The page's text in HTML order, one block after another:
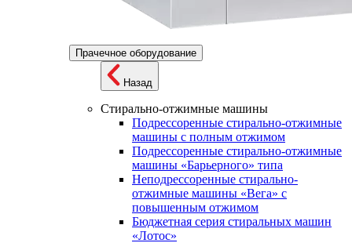
Прачечное оборудование
Назад
Стирально-отжимные машины
Подрессоренные стирально-отжимные
машины с полным отжимом
Подрессоренные стирально-отжимные
машины «Барьерного» типа
Неподрессоренные стирально-
отжимные машины «Вега» с
повышенным отжимом
Бюджетная серия стиральных машин
«Лотос»